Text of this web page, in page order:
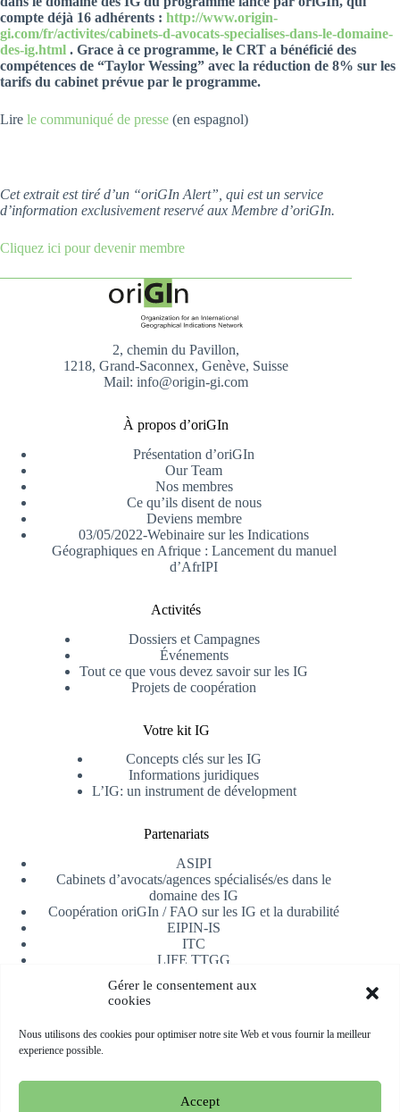
Gérer le consentement aux
cookies
Nous utilisons des cookies pour optimiser notre site Web et vous fournir la meilleur
experience possible.
Accept
compte déjà 16 adhérents : http://www.origin-
gi.com/fr/activites/cabinets-d-avocats-specialises-dans-le-domaine-
des-ig.html . Grace à ce programme, le CRT a bénéficié des
compétences de “Taylor Wessing” avec la réduction de 8% sur les
tarifs du cabinet prévue par le programme.
Lire le communiqué de presse (en espagnol)
Cet extrait est tiré d’un “oriGIn Alert”, qui est un service
d’information exclusivement reservé aux Membre d’oriGIn.
Cliquez ici pour devenir membre
2, chemin du Pavillon,
1218, Grand-Saconnex, Genève, Suisse
Mail: info@origin-gi.com
À propos d’oriGIn
Présentation d’oriGIn
Our Team
Nos membres
Ce qu’ils disent de nous
Deviens membre
03/05/2022-Webinaire sur les Indications
Géographiques en Afrique : Lancement du manuel
d’AfrIPI
Activités
Dossiers et Campagnes
Événements
Tout ce que vous devez savoir sur les IG
Projets de coopération
Votre kit IG
Concepts clés sur les IG
Informations juridiques
L’IG: un instrument de dévelopment
Partenariats
ASIPI
Cabinets d’avocats/agences spécialisés/es dans le
domaine des IG
Coopération oriGIn / FAO sur les IG et la durabilité
EIPIN-IS
ITC
LIFE TTGG
AfrIPI
Recevoir notre newsletter
S'inscrire